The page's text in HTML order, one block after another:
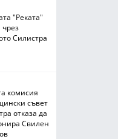
"Реката"
чрез
Силистра
комисия
съвет
отказа да
Свилен